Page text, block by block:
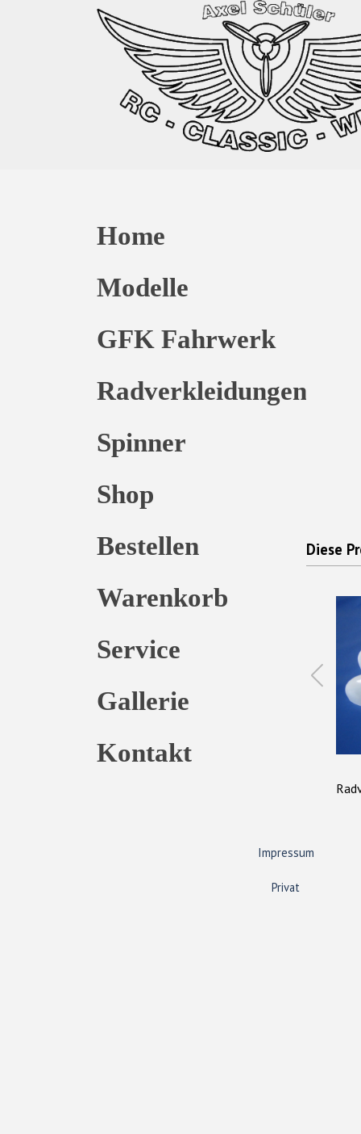
Home
Modelle
GFK Fahrwerk
Radverkleidungen
Spinner
Shop
Bestellen
Warenkorb
Service
Gallerie
Kontakt
Diese
Impressum
Privat